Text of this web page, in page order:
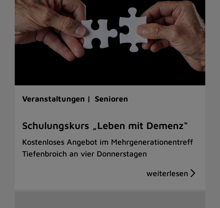
Veranstaltungen | Senioren
Schulungskurs „Leben mit Demenz“
Kostenloses Angebot im Mehrgenerationentreff
Tiefenbroich an vier Donnerstagen